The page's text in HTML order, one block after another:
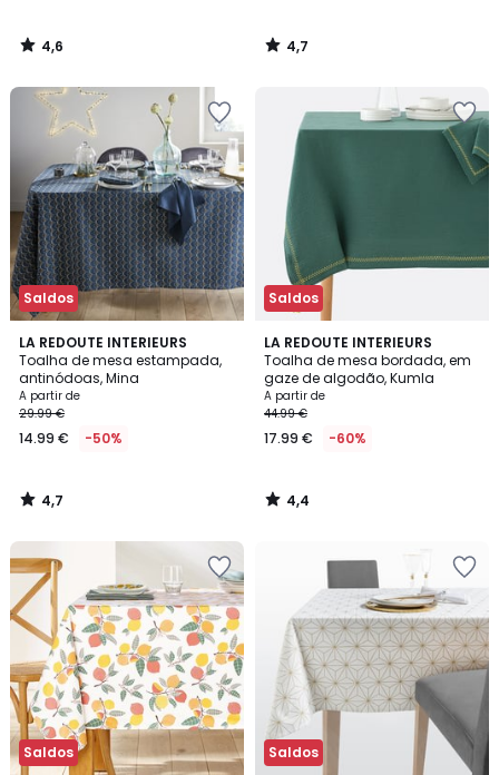
4,6
/
4,7
/
Saldos
LA REDOUTE INTERIEURS
Toalha de mesa estampada,
antinódoas, Mina
A partir de
29.99 €
14.99 € -50%
4,7
/ 5
4,7
/
Saldos
LA REDOUTE INTERIEURS
Toalha de mesa bordada, em
gaze de algodão, Kumla
A partir de
44.99 €
17.99 € -60%
4,4
/ 5
4,4
/
Saldos Saldos